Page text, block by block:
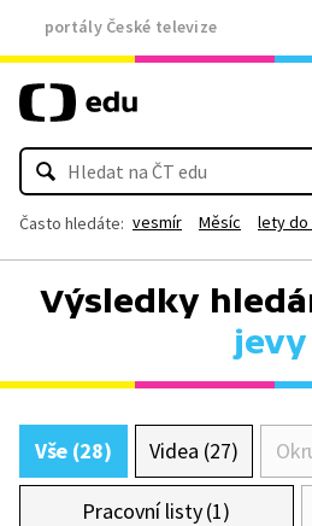
portály České televize
Často hledáte: vesmír Měsíc lety do
Výsledky
jevy
Vše (28) Videa (27)
Pracovní listy (1)